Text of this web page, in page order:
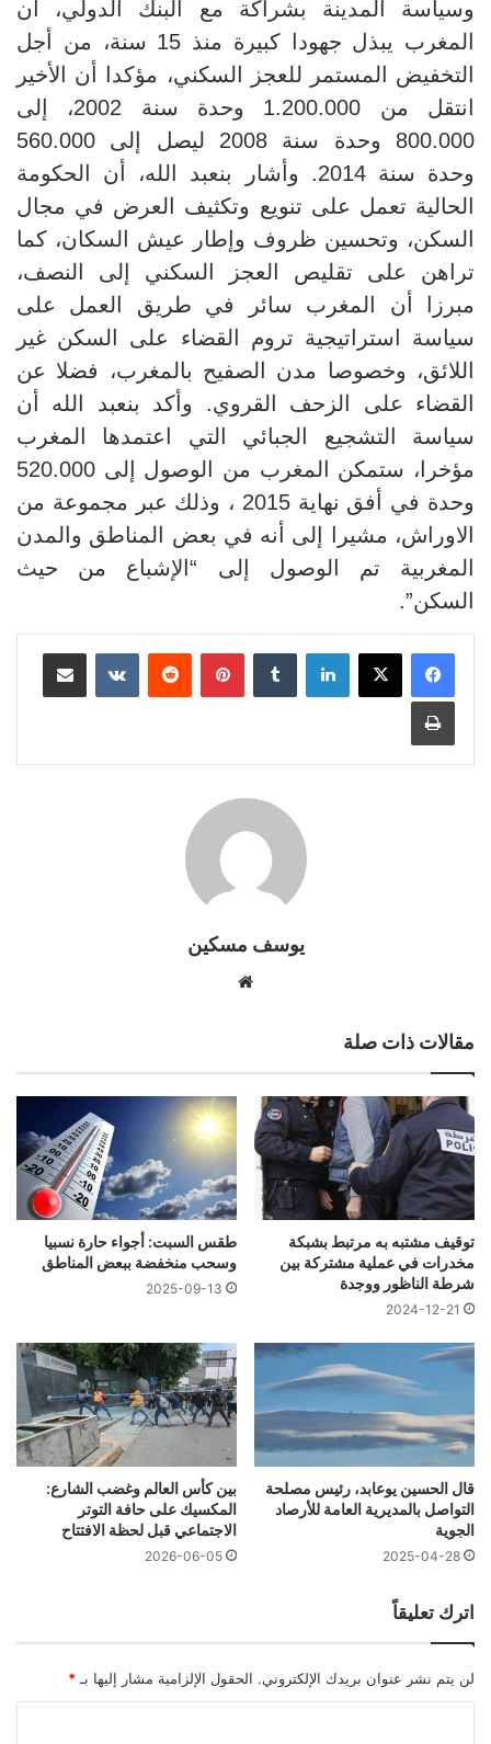
وسياسة المدينة بشراكة مع البنك الدولي، أن
المغرب يبذل جهودا كبيرة منذ 15 سنة، من أجل
التخفيض المستمر للعجز السكني، مؤكدا أن الأخير
انتقل من 1.200.000 وحدة سنة 2002، إلى
800.000 وحدة سنة 2008 ليصل إلى 560.000
وحدة سنة 2014. وأشار بنعبد الله، أن الحكومة
الحالية تعمل على تنويع وتكثيف العرض في مجال
السكن، وتحسين ظروف وإطار عيش السكان، كما
تراهن على تقليص العجز السكني إلى النصف،
مبرزا أن المغرب سائر في طريق العمل على
سياسة استراتيجية تروم القضاء على السكن غير
اللائق، وخصوصا مدن الصفيح بالمغرب، فضلا عن
القضاء على الزحف القروي. وأكد بنعبد الله أن
سياسة التشجيع الجبائي التي اعتمدها المغرب
مؤخرا، ستمكن المغرب من الوصول إلى 520.000
وحدة في أفق نهاية 2015 ، وذلك عبر مجموعة من
الاوراش، مشيرا إلى أنه في بعض المناطق والمدن
المغربية تم الوصول إلى “الإشباع من حيث
السكن”.
لينكدإن بينتيريست مشاركة عبر البريد
طباعة
يوسف مسكين
مقالات ذات صلة
توقيف مشتبه به مرتبط بشبكة
مخدرات في عملية مشتركة بين
شرطة الناظور ووجدة
2024-12-21
طقس السبت: أجواء حارة نسبيا
وسحب منخفضة ببعض المناطق
2025-09-13
قال الحسين يوعابد، رئيس مصلحة
التواصل بالمديرية العامة للأرصاد
الجوية
2025-04-28
بين كأس العالم وغضب الشارع:
المكسيك على حافة التوتر
الاجتماعي قبل لحظة الافتتاح
2026-06-05
اترك تعليقاً
لن يتم نشر عنوان بريدك الإلكتروني. الحقول الإلزامية مشار إليها بـ *